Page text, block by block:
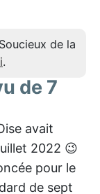
de la
.
de 7
avait
2022 😉
pour le
de sept